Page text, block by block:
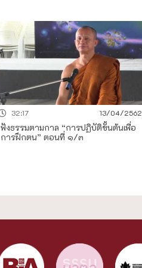
13/04/2562
32:17
ฟังธรรมตามกาล “การปฏิบัติขั้นต้นเพื่อ
การฝึกตน” ตอนที่ ๑/๓